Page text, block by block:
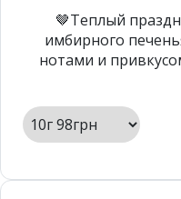
🤎Теплый
имбирного
нотами и